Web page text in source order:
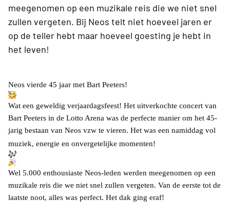
meegenomen op een muzikale reis die we niet snel
zullen vergeten. Bij Neos telt niet hoeveel jaren er
op de teller hebt maar hoeveel goesting je hebt in
het leven!
Neos vierde 45 jaar met Bart Peeters!
Wat een geweldig verjaardagsfeest! Het uitverkochte concert van
Bart Peeters in de Lotto Arena was de perfecte manier om het 45-
jarig bestaan van Neos vzw te vieren. Het was een namiddag vol
muziek, energie en onvergetelijke momenten!
Wel 5.000 enthousiaste Neos-leden werden meegenomen op een
muzikale reis die we niet snel zullen vergeten. Van de eerste tot de
laatste noot, alles was perfect. Het dak ging eraf!